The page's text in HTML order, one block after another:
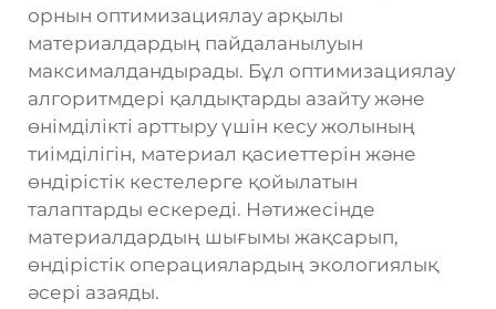
орнын оптимизациялау арқылы
материалдардың пайдаланылуын
максималдандырады. Бұл оптимизациялау
алгоритмдері қалдықтарды азайту және
өнімділікті арттыру үшін кесу жолының
тиімділігін, материал қасиеттерін және
өндірістік кестелерге қойылатын
талаптарды ескереді. Нәтижесінде
материалдардың шығымы жақсарып,
өндірістік операциялардың экологиялық
әсері азаяды.